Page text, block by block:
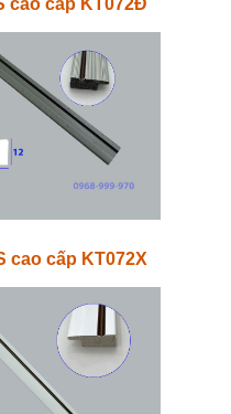
cao cấp KT072Đ
cao cấp KT072X